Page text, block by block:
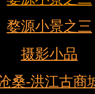
婺源小景之三
摄影小品
桑-洪江古商